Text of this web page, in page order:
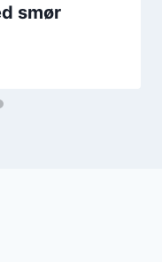
smør